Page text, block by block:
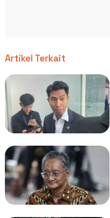
Artikel Terkait